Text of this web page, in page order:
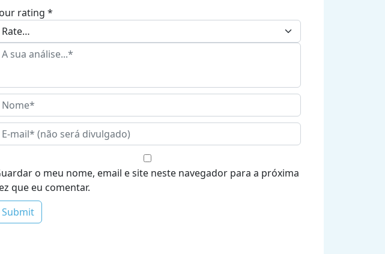
rating*
o meu nome, email e site neste navegador para a próxima
que eu comentar.